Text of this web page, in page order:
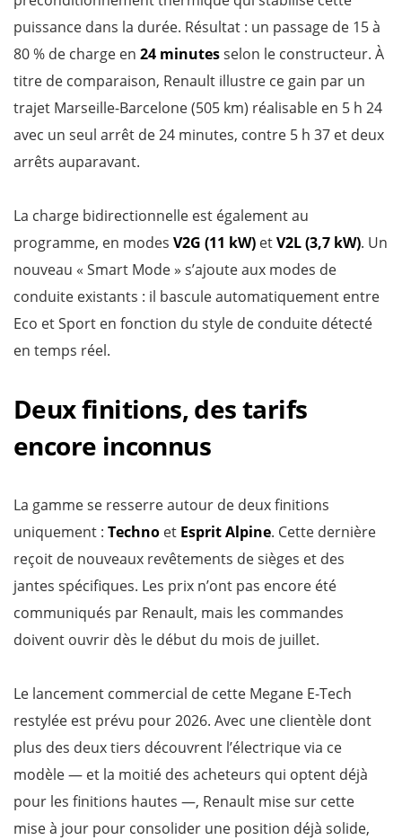
puissance dans la durée. Résultat : un passage de 15 à
80 % de charge en 24 minutesselon le constructeur. À
titre de comparaison, Renault illustre ce gain par un
trajet Marseille-Barcelone (505 km) réalisable en 5 h 24
avec un seul arrêt de 24 minutes, contre 5 h 37 et deux
arrêts auparavant.
La charge bidirectionnelle est également au
programme, en modes V2G (11 kW) etV2L (3,7 kW). Un
nouveau « Smart Mode » s’ajoute aux modes de
conduite existants : il bascule automatiquement entre
Eco et Sport en fonction du style de conduite détecté
en temps réel.
Deux finitions, des tarifs
encore inconnus
La gamme se resserre autour de deux finitions
uniquement : Techno et Esprit Alpine. Cette dernière
reçoit de nouveaux revêtements de sièges et des
jantes spécifiques. Les prix n’ont pas encore été
communiqués par Renault, mais les commandes
doivent ouvrir dès le début du mois de juillet.
Le lancement commercial de cette Megane E-Tech
restylée est prévu pour 2026. Avec une clientèle dont
plus des deux tiers découvrent l’électrique via ce
modèle — et la moitié des acheteurs qui optent déjà
pour les finitions hautes —, Renault mise sur cette
mise à jour pour consolider une position déjà solide,